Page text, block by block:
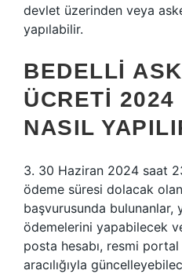
devlet üzerinden veya
yapılabilir.
BEDELLI
ÜCRETI 2024
NASIL
3. 30 Haziran 2024 saat
ödeme süresi dolacak
başvurusunda bulunanlar,
ödemelerini yapabilecek
posta hesabı, resmi
aracılığıyla